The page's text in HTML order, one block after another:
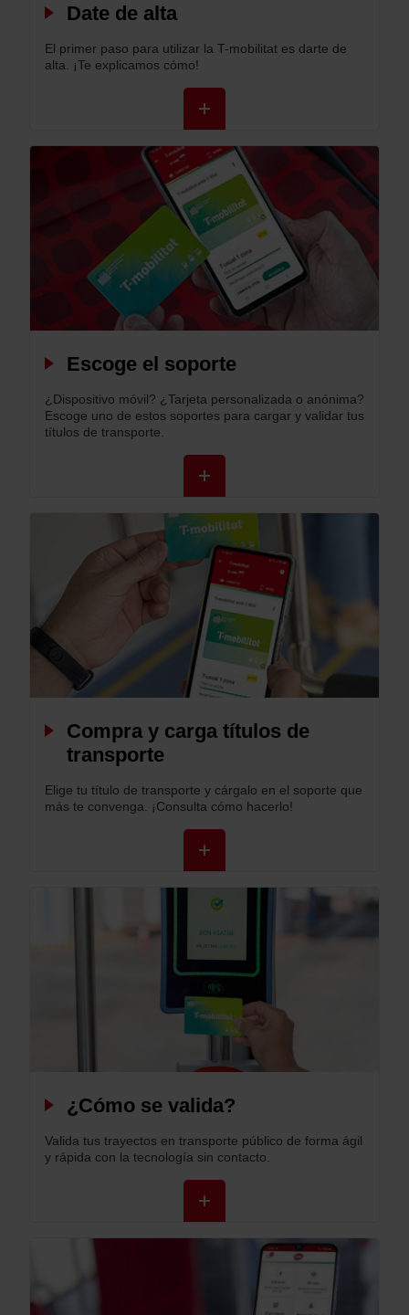
Date de alta
El primer paso para utilizar la T-mobilitat es darte de
alta. ¡Te explicamos cómo!
Escoge el soporte
¿Dispositivo móvil? ¿Tarjeta personalizada o anónima?
Escoge uno de estos soportes para cargar y validar tus
títulos de transporte.
Compra y carga títulos de
transporte
Elige tu título de transporte y cárgalo en el soporte que
más te convenga. ¡Consulta cómo hacerlo!
¿Cómo se valida?
Valida tus trayectos en transporte público de forma ágil
y rápida con la tecnología sin contacto.